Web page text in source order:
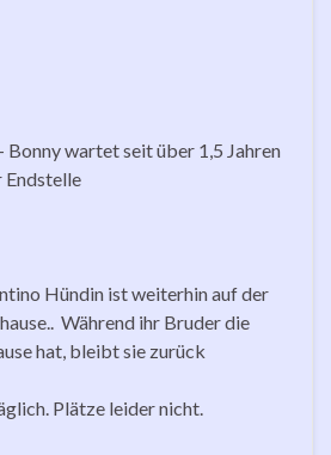
Bonny wartet seit über 1,5 Jahren
Endstelle
Hündin ist weiterhin auf der
Während ihr Bruder die
hat, bleibt sie zurück
Plätze leider nicht.